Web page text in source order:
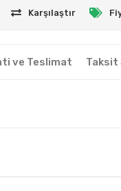
Karşılaştır
ve Teslimat Taksit